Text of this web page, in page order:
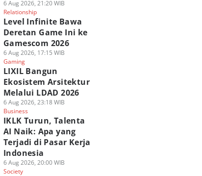
6 Aug 2026, 21:20 WIB
Relationship
Level Infinite Bawa
Deretan Game Ini ke
Gamescom 2026
6 Aug 2026, 17:15 WIB
Gaming
LIXIL Bangun
Ekosistem Arsitektur
Melalui LDAD 2026
6 Aug 2026, 23:18 WIB
Business
IKLK Turun, Talenta
AI Naik: Apa yang
Terjadi di Pasar Kerja
Indonesia
6 Aug 2026, 20:00 WIB
Society